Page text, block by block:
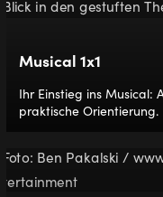
Musical 1x1
Ihr Einstieg ins Musical:
praktische Orientierung.